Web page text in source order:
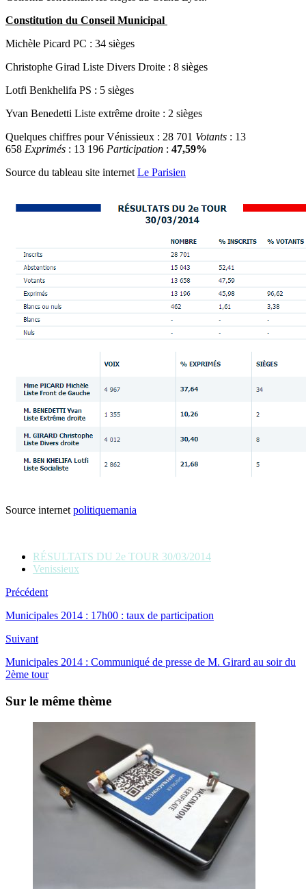
Constitution du Conseil Municipal
Michèle Picard PC : 34 sièges
Christophe Girad Liste Divers Droite : 8 sièges
Lotfi Benkhelifa PS : 5 sièges
Yvan Benedetti Liste extrême droite : 2 sièges
Quelques chiffres pour Vénissieux : 28 701 Votants : 13
658 Exprimés : 13 196 Participation : 47,59%
Source du tableau site internet Le Parisien
Source internet politiquemania
RÉSULTATS DU 2e TOUR 30/03/2014
Venissieux
Précédent
Municipales 2014 : 17h00 : taux de participation
Suivant
Municipales 2014 : Communiqué de presse de M. Girard au soir du
2ème tour
Sur le même thème